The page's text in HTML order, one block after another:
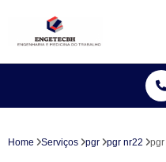
Home Serviços pgr pgr nr22